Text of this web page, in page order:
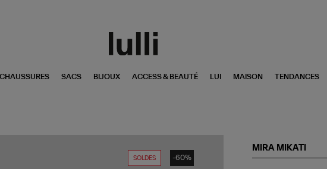
CHAUSSURES SACS BIJOUX ACCESS & BEAUTÉ LUI MAISON TENDANCES
SOLDES -60%
MIRA MIKATI